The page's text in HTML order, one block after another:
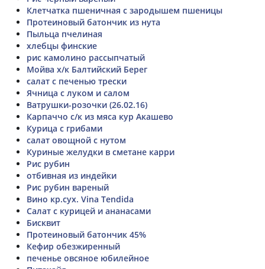
Клетчатка пшеничная с зародышем пшеницы
Протеиновый батончик из нута
Пыльца пчелиная
хлебцы финские
рис камолино рассыпчатый
Мойва х/к Балтийский Берег
салат с печенью трески
Ячница с луком и салом
Ватрушки-розочки (26.02.16)
Карпаччо с/к из мяса кур Акашево
Курица с грибами
салат овощной с нутом
Куриные желудки в сметане карри
Рис рубин
отбивная из индейки
Рис рубин вареный
Вино кр.сух. Vina Tendida
Салат с курицей и ананасами
Бисквит
Протеиновый батончик 45%
Кефир обезжиренный
печенье овсяное юбилейное